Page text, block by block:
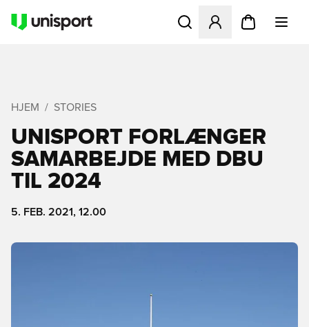
Åbner en Modal til at
HJEM STORIES
UNISPORT FORLÆNGER
SAMARBEJDE MED DBU
TIL 2024
5. FEB. 2021, 12.00